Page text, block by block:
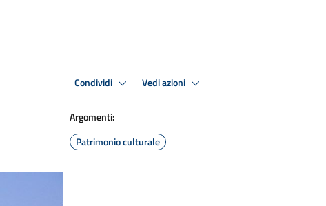
Condividi Vedi azioni
Argomenti:
Patrimonio culturale